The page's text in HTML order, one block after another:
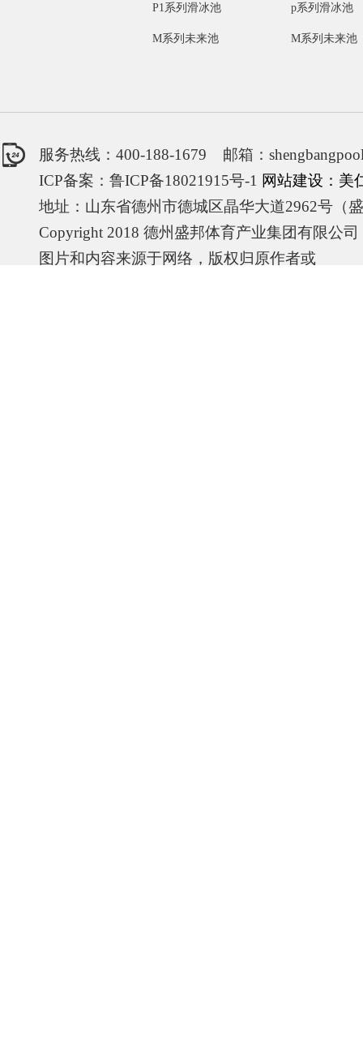
P1系列滑冰池
M系列未来池
p系列滑冰池
M系列未来池
服务热线：400-188-1679 邮箱：
ICP备案：鲁ICP备18021915号-1 网站建设：美
地址：山东省德州市德城区晶华大道2962号（
Copyright 2018 德州盛邦体育产业集团有限公
图片和内容来源于网络，版权归原作者或